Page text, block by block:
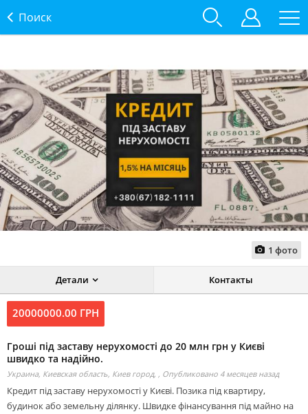
Поиск
1 фото
Детали Контакты
20000000.00 ГРН
Гроші під заставу нерухомості до 20 млн грн у Києві
швидко та надійно.
Украина, Киевская область, Киев город, , Опубликовано 4 месяцев назад
Кредит під заставу нерухомості у Києві. Позика під квартиру,
будинок або земельну ділянку. Швидке фінансування під майно на